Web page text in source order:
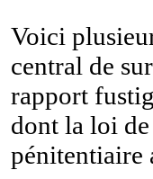
Voici
central de
rapport
dont la loi
pénitentiaire